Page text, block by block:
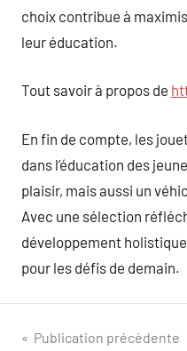
choix contribue à
leur éducation.
Tout savoir à propos de
En fin de compte, les
dans l’éducation des
plaisir, mais aussi un
Avec une sélection
développement
pour les défis de demain.
Navigation
Publication précédente